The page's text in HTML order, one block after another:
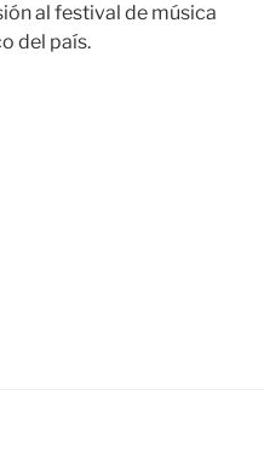
al festival de música
del país.